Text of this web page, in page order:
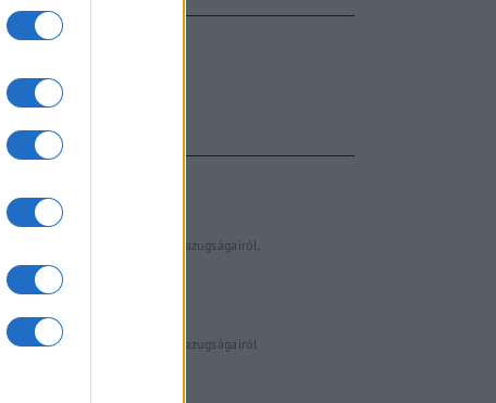
FŐCÍM
AJÁNLOTT VIDEÓK
Libernyákok
elemző műsor a baloldal hazugságairól
Görbe tükör a baloldalról
Számok és tények
elemző műsor a baloldal hazugságairól